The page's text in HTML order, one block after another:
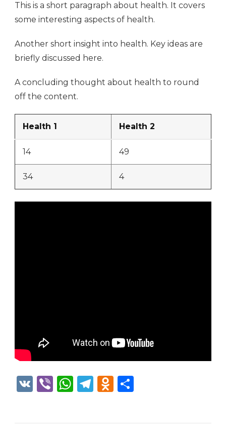
This is a short paragraph about health. It covers
some interesting aspects of health.
Another short insight into health. Key ideas are
briefly discussed here.
A concluding thought about health to round
off the content.
Health 1 Health 2
14 49
34 4
VK ViberWhatsApp
Telegram
Odnoklassniki